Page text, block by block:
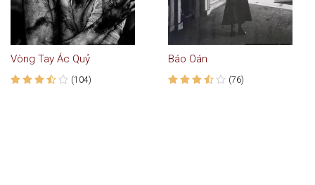
Vòng Tay Ác Quỷ
(104)
Báo Oán
(76)